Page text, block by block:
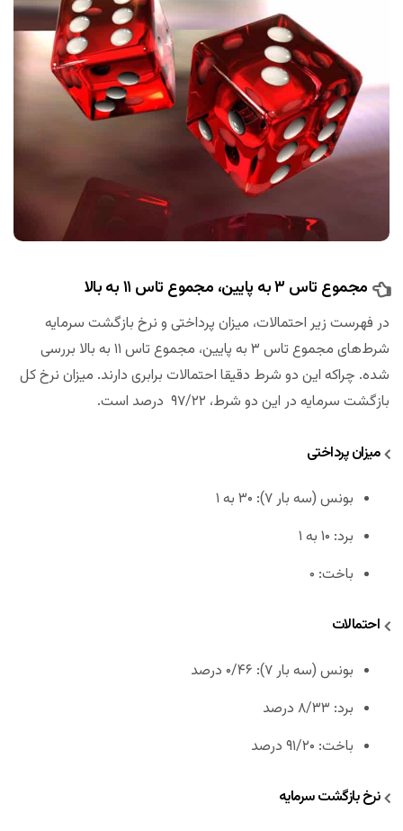
مجموع تاس ۳ به پایین، مجموع تاس ۱۱ به بالا
در فهرست زیر احتمالات، میزان پرداختی و نرخ بازگشت سرمایه
شرط‌های مجموع تاس ۳ به پایین، مجموع تاس ۱۱ به بالا بررسی
شده‌. چراکه این دو شرط دقیقا احتمالات برابری دارند. میزان نرخ کل
بازگشت سرمایه در این دو شرط، ۹۷/۲۲ درصد است.
میزان پرداختی
بونس (سه بار ۷): ۳۰ به ۱
برد: ۱۰ به ۱
باخت: ۰
احتمالات
بونس (سه بار ۷): ۰/۴۶ درصد
برد: ۸/۳۳ درصد
باخت: ۹۱/۲۰ درصد
نرخ بازگشت سرمایه